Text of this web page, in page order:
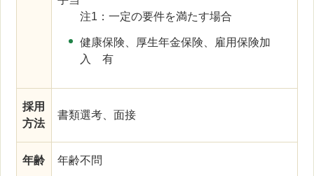
注1：一定の要件を満たす場合
健康保険、厚生年金保険、雇用保険加
入 有
採用
方法
書類選考、面接
年齢 年齢不問